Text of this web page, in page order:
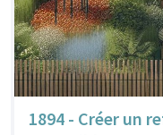
1894 - Créer un